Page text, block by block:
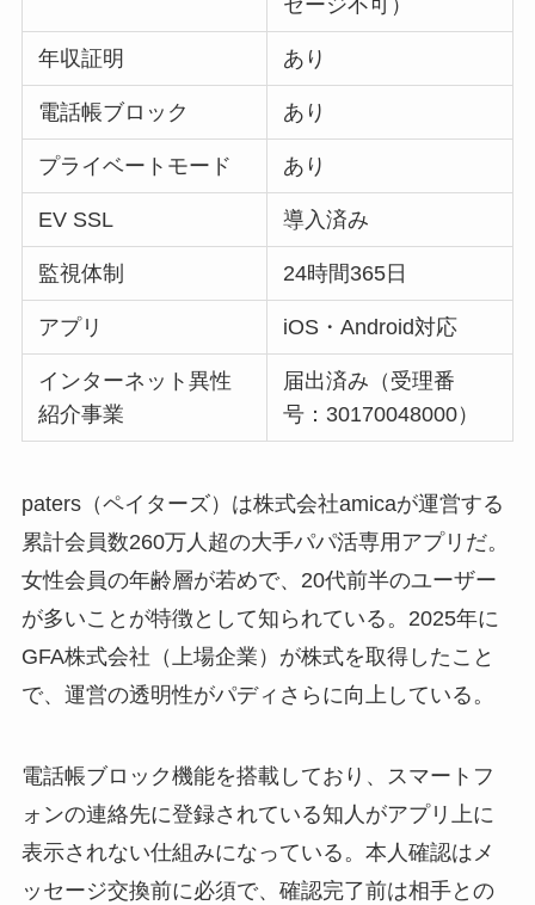
セージ不可）
年収証明 あり
電話帳ブロック あり
プライベートモード あり
EV SSL 導入済み
監視体制 24時間365日
アプリ iOS・Android対応
インターネット異性
紹介事業
届出済み（受理番
号：30170048000）
paters（ペイターズ）は株式会社amicaが運営する
累計会員数260万人超の大手パパ活専用アプリだ。
女性会員の年齢層が若めで、20代前半のユーザー
が多いことが特徴として知られている。2025年に
GFA株式会社（上場企業）が株式を取得したこと
で、運営の透明性がパディさらに向上している。
電話帳ブロック機能を搭載しており、スマートフ
ォンの連絡先に登録されている知人がアプリ上に
表示されない仕組みになっている。本人確認はメ
ッセージ交換前に必須で、確認完了前は相手との